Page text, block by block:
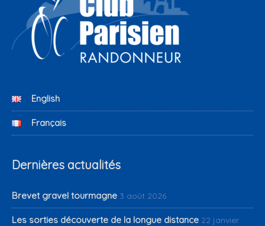
English
Français
Dernières actualités
Brevet gravel tourmagne 3 août 2026
Les sorties découverte de la longue distance 22 janvier